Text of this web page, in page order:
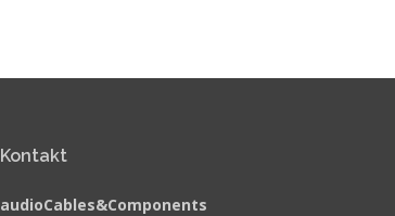
Kontakt
audioCables&Components